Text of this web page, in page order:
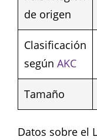
de origen
Clasificación
según AKC
Tamaño
Datos sobre el